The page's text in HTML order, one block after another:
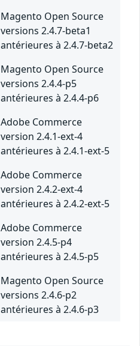
Magento Open Source
versions 2.4.7-beta1
antérieures à 2.4.7-beta2
Magento Open Source
versions 2.4.4-p5
antérieures à 2.4.4-p6
Adobe Commerce
version 2.4.1-ext-4
antérieures à 2.4.1-ext-5
Adobe Commerce
version 2.4.2-ext-4
antérieures à 2.4.2-ext-5
Adobe Commerce
version 2.4.5-p4
antérieures à 2.4.5-p5
Magento Open Source
versions 2.4.6-p2
antérieures à 2.4.6-p3